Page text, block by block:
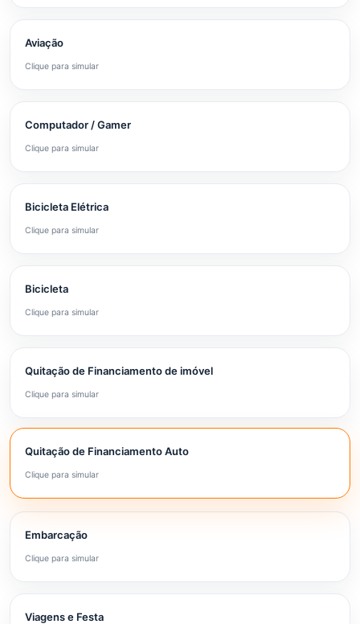
Aviação
Clique para simular
Computador / Gamer
Clique para simular
Bicicleta Elétrica
Clique para simular
Bicicleta
Clique para simular
Quitação de Financiamento de imóvel
Clique para simular
Quitação de Financiamento Auto
Clique para simular
Embarcação
Clique para simular
Viagens e Festa